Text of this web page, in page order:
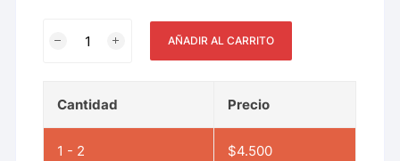
AÑADIR AL CARRITO
Cantidad Precio
1 - 2 $4.500